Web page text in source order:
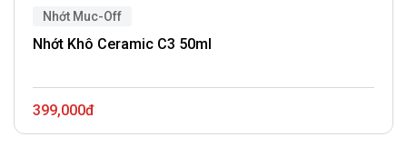
Nhớt Muc-Off
Nhớt Khô Ceramic C3 50ml
399,000đ